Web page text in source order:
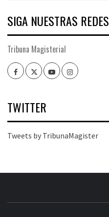
SIGA NUESTRAS REDES
Tribuna Magisterial
FacebookTwitterYoutubeInstagram
TWITTER
Tweets by TribunaMagister